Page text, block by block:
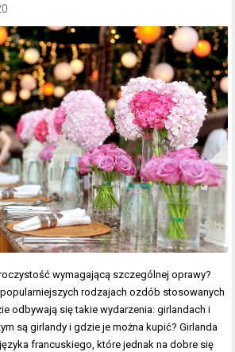
wymagającą szczególnej oprawy?
rodzajach ozdób stosowanych
odbywają się takie wydarzenia: girlandach i
są girlandy i gdzie je można kupić? Girlanda
francuskiego, które jednak na dobre się